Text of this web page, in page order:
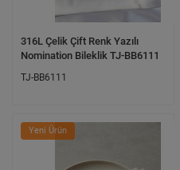
316L Çelik Çift Renk Yazılı
Nomination Bileklik TJ-BB6111
TJ-BB6111
Yeni Ürün